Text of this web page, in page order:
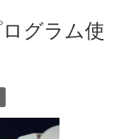
グラム使